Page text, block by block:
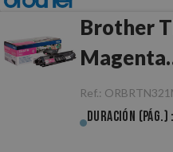
Brother
Magenta
Original
Ref.:
Duración (pág.) :